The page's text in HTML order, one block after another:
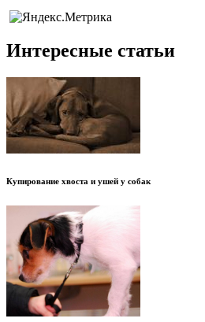
Интересные статьи
Купирование хвоста и ушей у собак